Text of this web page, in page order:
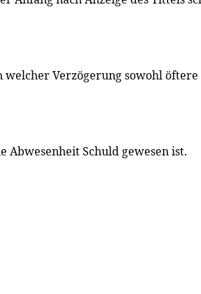
welcher Verzögerung sowohl
Abwesenheit Schuld gewesen ist.